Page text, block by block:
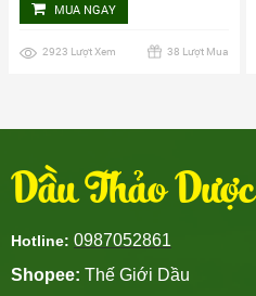
MUA NGAY
2923 Lượt Xem 38 Lượt Mua
Dầu Thảo Dược
Hotline: 0987052861
Shopee: Thế Giới Dầu